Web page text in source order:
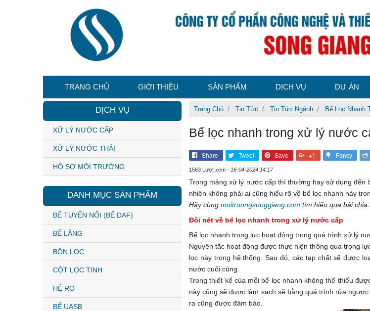
TRANG CHỦ GIỚI THIỆU SẢN PHẨM DỊCH VỤ DỰ ÁN
Trang Chủ Tin Tức Tin Tức Ngành Bể Lọc Nhanh
Bể lọc nhanh trong xử lý nước
Share Tweet Save +1 Fancy
1563 Lượt xem - 16-04-2024 14:17
Trong mảng xử lý nước cấp thì thường hay sử dụng
nhiên không phải ai cũng hiểu rõ về bể lọc nhanh này
Hãy cùng moitruongsonggiang.com tìm hiểu qua bài chia
Đôi nét về bể lọc nhanh trong xử lý nước cấp
Bể lọc nhanh trọng lực hoạt động trong quá trình xử lý
Nguyên tắc hoạt động được thực hiện thông qua trọng
lọc này trong hệ thống. Sau đó, các tạp chất sẽ được
nước cuối cùng.
Trong thiết kế của mỗi bể lọc nhanh không thể thiếu
này cũng sẽ được làm sạch sẽ bằng quá trình rửa
ra cũng được đảm bảo.
DỊCH VỤ
XỬ LÝ NƯỚC CẤP
XỬ LÝ NƯỚC THẢI
HỒ SƠ MÔI TRƯỜNG
DANH MỤC SẢN PHẨM
BỂ TUYỂN NỔI (BỂ DAF)
BỂ LẮNG
BỒN LỌC
CỘT LỌC TINH
HỆ RO
BỂ UASB